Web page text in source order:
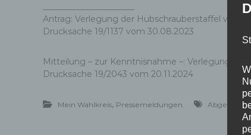
Antrag: Verlegung der Hubschrauberstaffel von
Drucksache 19/1137 vom 30.08.2023
Mitteilung – zur Kenntnisnahme –: Verlegung
Drucksache 19/2043 vom 20.11.2024
Mein Wahlkreis, Pressemeldungen